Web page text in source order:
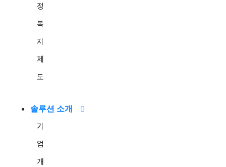
정
복
지
제
도
솔루션 소개
기
업
개
아카이빙 솔루션
구축사례
금융/병원/일반
클라우드 서비스
고객지원
도입 문의
인재채용